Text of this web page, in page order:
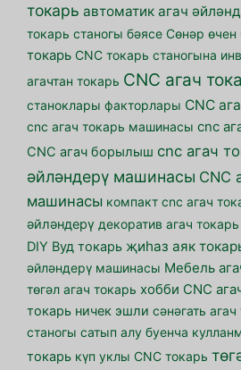
токарь автоматик агач
токарь станогы бәясе Cөнәр өчен
токарь CNC токарь станогына
агачтан токарь CNC агач
станоклары факторлары CNC
cnc агач токарь машинасы cnc
CNC агач борылыш cnc агач
әйләндерү машинасы CNC
машинасы компакт cnc агач
әйләндерү декоратив агач токарь
DIY Вуд токарь җиһаз аяк
әйләндерү машинасы Мебель
төгәл агач токарь хобби CNC
токарь ничек эшли сәнәгать
станогы сатып алу буенча
токарь күп уклы CNC токарь